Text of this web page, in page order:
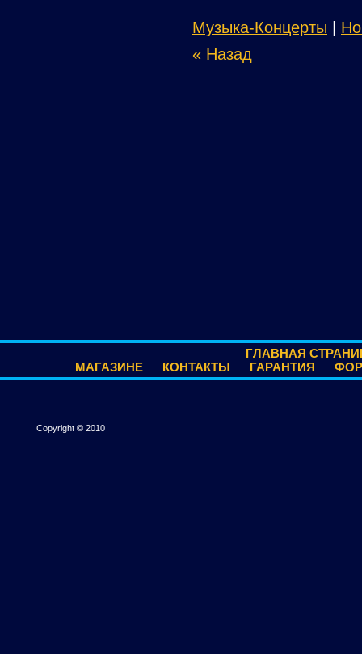
Музыка-Концерты
« Назад
ГЛАВНАЯ
МАГАЗИНЕ
КОНТАКТЫ ГАРАНТИЯ
Copyright © 2010